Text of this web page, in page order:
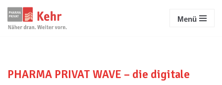
Zum
Menü
PHARMA PRIVAT WAVE – die digitale